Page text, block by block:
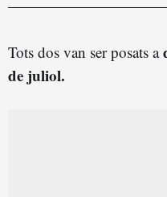
Tots dos van ser posats a
de juliol.